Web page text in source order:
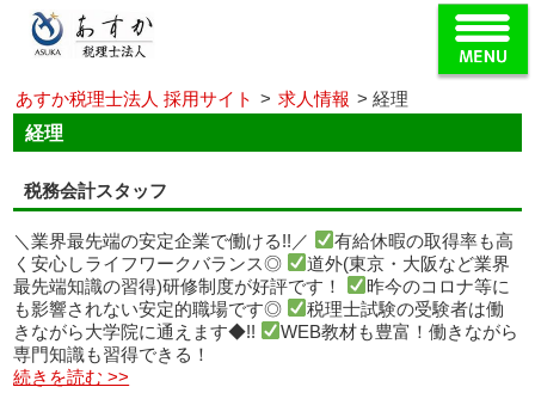
あすか税理士法人 採用サイト > 求人情報 >経理
経理
税務会計スタッフ
＼業界最先端の安定企業で働ける!!／
有給休暇の取得率も高
く安心しライフワークバランス◎
道外(東京・大阪など業界
最先端知識の習得)研修制度が好評です！
昨今のコロナ等に
も影響されない安定的職場です◎
税理士試験の受験者は働
きながら大学院に通えます◆!!
WEB教材も豊富！働きながら
専門知識も習得できる！
続きを読む >>